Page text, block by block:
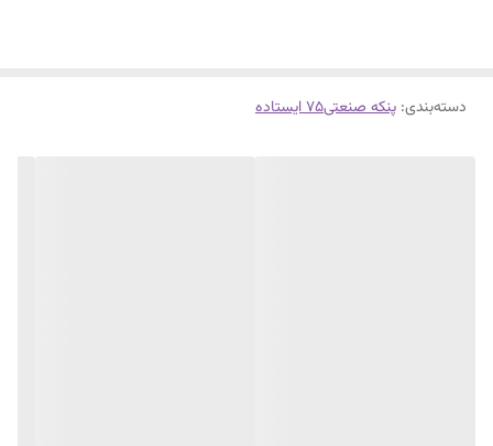
دسته‌بندی: پنکه صنعتی۷۵ ایستاده